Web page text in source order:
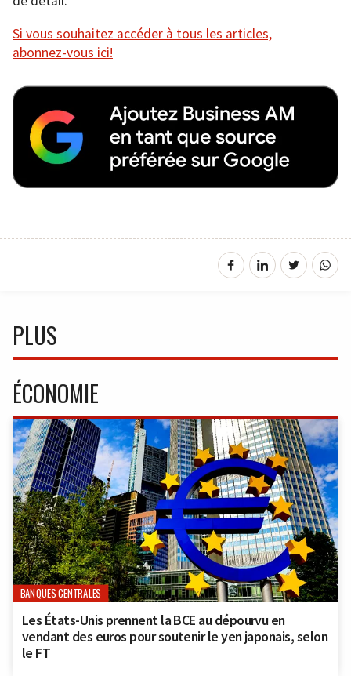
Si vous souhaitez accéder à tous les articles,
abonnez-vous ici!
PLUS
ÉCONOMIE
BANQUES CENTRALES
Les États-Unis prennent la BCE au dépourvu en
vendant des euros pour soutenir le yen japonais, selon
le FT